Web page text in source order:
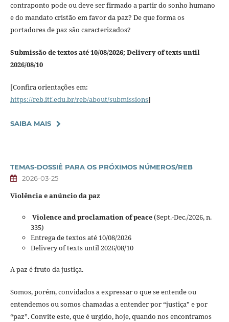
contraponto pode ou deve ser firmado a partir do sonho humano
e do mandato cristão em favor da paz? De que forma os
portadores de paz são caracterizados?
Submissão de textos até10/08/2026; Delivery of texts until
2026/08/10
[Confira orientações em:
https://reb.itf.edu.br/reb/about/submissions]
SAIBA MAIS
TEMAS-DOSSIÊ PARA OS PRÓXIMOS NÚMEROS/REB
2026-03-25
Violência e anúncio da paz
Violence and proclamation of peace(Sept.-Dec./2026, n.
335)
Entrega de textos até 10/08/2026
Delivery of texts until 2026/08/10
A paz é fruto da justiça.
Somos, porém, convidados a expressar o que se entende ou
entendemos ou somos chamadas a entender por “justiça” e por
“paz”. Convite este, que é urgido, hoje, quando nos encontramos